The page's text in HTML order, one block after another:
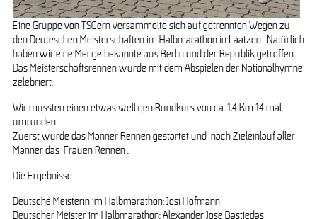
Eine Gruppe von TSCern versammelte sich auf getrennten Wegen zu
den Deuteschen Meisterschaften im Halbmarathon in Laatzen . Natürlich
haben wir eine Menge bekannte aus Berlin und der Republik getroffen.
Das Meisterschaftsrennen wurde mit dem Abspielen der Nationalhymne
zelebriert.
Wir mussten einen etwas welligen Rundkurs von ca. 1,4 Km 14 mal
umrunden.
Zuerst wurde das Männer Rennen gestartet und nach Zieleinlauf aller
Männer das Frauen Rennen .
Die Ergebnisse
Deutsche Meisterin im Halbmarathon: Josi Hofmann
Deutscher Meister im Halbmarathon: Alexander Jose Bastiedas